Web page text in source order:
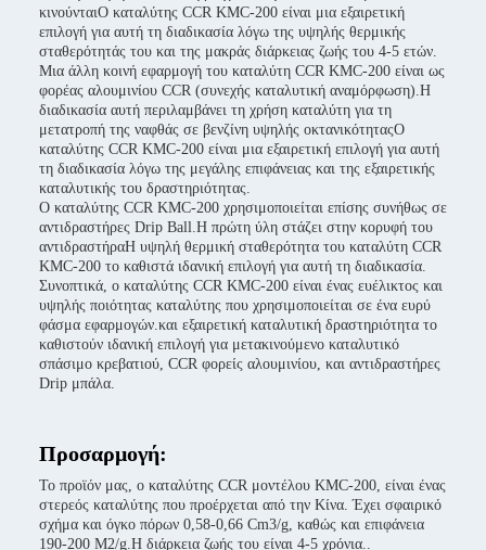
κινούνταιΟ καταλύτης CCR KMC-200 είναι μια εξαιρετική
επιλογή για αυτή τη διαδικασία λόγω της υψηλής θερμικής
σταθερότητάς του και της μακράς διάρκειας ζωής του 4-5 ετών.
Μια άλλη κοινή εφαρμογή του καταλύτη CCR KMC-200 είναι ως
φορέας αλουμινίου CCR (συνεχής καταλυτική αναμόρφωση).Η
διαδικασία αυτή περιλαμβάνει τη χρήση καταλύτη για τη
μετατροπή της ναφθάς σε βενζίνη υψηλής οκτανικότηταςΟ
καταλύτης CCR KMC-200 είναι μια εξαιρετική επιλογή για αυτή
τη διαδικασία λόγω της μεγάλης επιφάνειας και της εξαιρετικής
καταλυτικής του δραστηριότητας.
Ο καταλύτης CCR KMC-200 χρησιμοποιείται επίσης συνήθως σε
αντιδραστήρες Drip Ball.Η πρώτη ύλη στάζει στην κορυφή του
αντιδραστήραΗ υψηλή θερμική σταθερότητα του καταλύτη CCR
KMC-200 το καθιστά ιδανική επιλογή για αυτή τη διαδικασία.
Συνοπτικά, ο καταλύτης CCR KMC-200 είναι ένας ευέλικτος και
υψηλής ποιότητας καταλύτης που χρησιμοποιείται σε ένα ευρύ
φάσμα εφαρμογών.και εξαιρετική καταλυτική δραστηριότητα το
καθιστούν ιδανική επιλογή για μετακινούμενο καταλυτικό
σπάσιμο κρεβατιού, CCR φορείς αλουμινίου, και αντιδραστήρες
Drip μπάλα.
Προσαρμογή:
Το προϊόν μας, ο καταλύτης CCR μοντέλου KMC-200, είναι ένας
στερεός καταλύτης που προέρχεται από την Κίνα. Έχει σφαιρικό
σχήμα και όγκο πόρων 0,58-0,66 Cm3/g, καθώς και επιφάνεια
190-200 M2/g.Η διάρκεια ζωής του είναι 4-5 χρόνια..